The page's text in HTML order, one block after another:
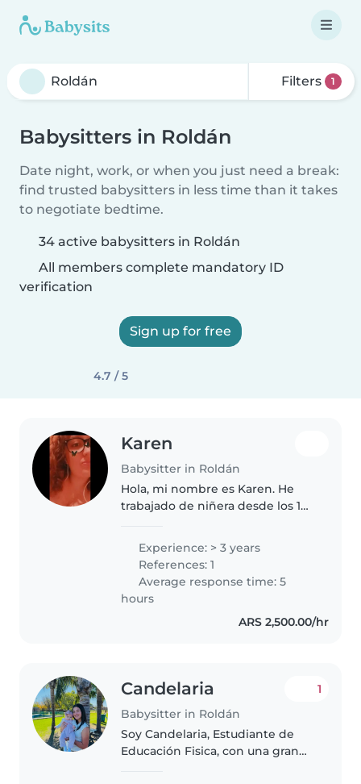
Filters 1
Babysitters in Roldán
Date night, work, or when you just need a break:
find trusted babysitters in less time than it takes
to negotiate bedtime.
34 active babysitters in Roldán
All members complete mandatory ID
verification
Sign up for free
4.7 / 5
Karen
Babysitter in Roldán
Hola, mi nombre es Karen. He
trabajado de niñera desde los 18
conocidos desde antes. Me
gustan mucho los niños y pasar
tiempo con ellos, soy simpática,
paciente..
Experience: > 3 years
References: 1
Average response time: 5
hours
ARS 2,500.00/hr
Candelaria
Babysitter in Roldán
1
Soy Candelaria, Estudiante de
Educación Fisica, con una gran